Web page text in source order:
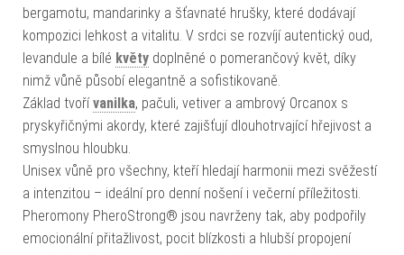
bergamotu, mandarinky a šťavnaté hrušky, které dodávají
kompozici lehkost a vitalitu. V srdci se rozvíjí autentický oud,
levandule a bílé květy doplněné o pomerančový květ, díky
nimž vůně působí elegantně a sofistikovaně.
Základ tvořívanilka, pačuli, vetiver a ambrový Orcanox s
pryskyřičnými akordy, které zajišťují dlouhotrvající hřejivost a
smyslnou hloubku.
Unisex vůně pro všechny, kteří hledají harmonii mezi svěžestí
a intenzitou – ideální pro denní nošení i večerní příležitosti.
Pheromony PheroStrong® jsou navrženy tak, aby podpořily
emocionální přitažlivost, pocit blízkosti a hlubší propojení